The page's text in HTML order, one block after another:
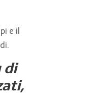
e il
di